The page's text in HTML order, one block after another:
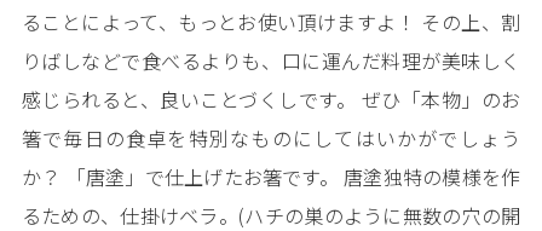
ることによって、もっとお使い頂けますよ！ その上、割
りばしなどで食べるよりも、口に運んだ料理が美味しく
感じられると、良いことづくしです。 ぜひ「本物」のお
箸で毎日の食卓を特別なものにしてはいかがでしょう
か？ 「唐塗」で仕上げたお箸です。 唐塗独特の模様を作
るための、仕掛けベラ。(ハチの巣のように無数の穴の開